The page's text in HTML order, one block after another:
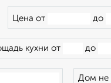
Цена от до
кухни от до
Дом не